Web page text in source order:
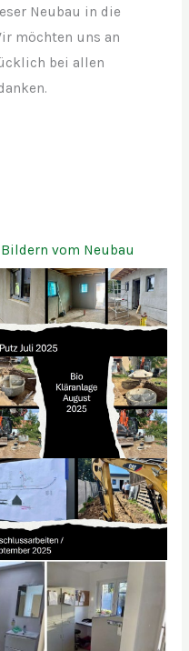
Neubau in die
möchten uns an
bei allen
vom Neubau